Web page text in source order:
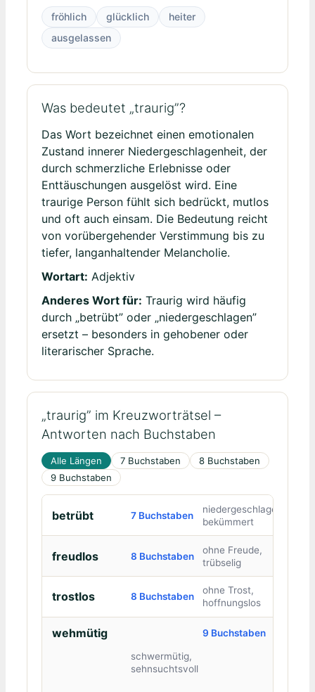
fröhlich glücklich
heiter
ausgelassen
Was bedeutet „traurig”?
Das Wort bezeichnet einen emotionalen
Zustand innerer Niedergeschlagenheit, der
durch schmerzliche Erlebnisse oder
Enttäuschungen ausgelöst wird. Eine
traurige Person fühlt sich bedrückt, mutlos
und oft auch einsam. Die Bedeutung reicht
von vorübergehender Verstimmung bis zu
tiefer, langanhaltender Melancholie.
Wortart: Adjektiv
Anderes Wort für: Traurig wird häufig
durch „betrübt” oder „niedergeschlagen”
ersetzt – besonders in gehobener oder
literarischer Sprache.
„traurig” im Kreuzworträtsel –
Antworten nach Buchstaben
Alle Längen 7 Buchstaben
8 Buchstaben
9 Buchstaben
betrübt 7 Buchstaben
niedergeschlagen,
bekümmert
freudlos 8 Buchstaben
ohne Freude,
trübselig
trostlos 8 Buchstaben
ohne Trost,
hoffnungslos
wehmütig 9 Buchstaben
schwermütig,
sehnsuchtsvoll